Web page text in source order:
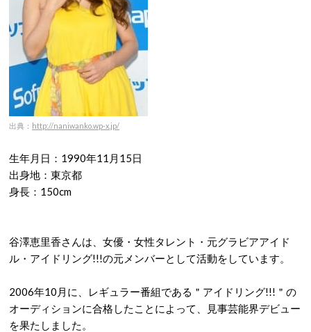
出典： http://naniwanko.wp-x.jp/
生年月日：1990年11月15日
出身地：東京都
身長：150cm
谷澤恵里香さんは、女優・女性タレント・元グラビアアイド
ル・アイドリング!!!の元メンバーとして活動をしています。
2006年10月に、レギュラー番組である＂アイドリング!!!＂の
オーディションに合格したことによって、見事芸能界デビュー
を果たしました。